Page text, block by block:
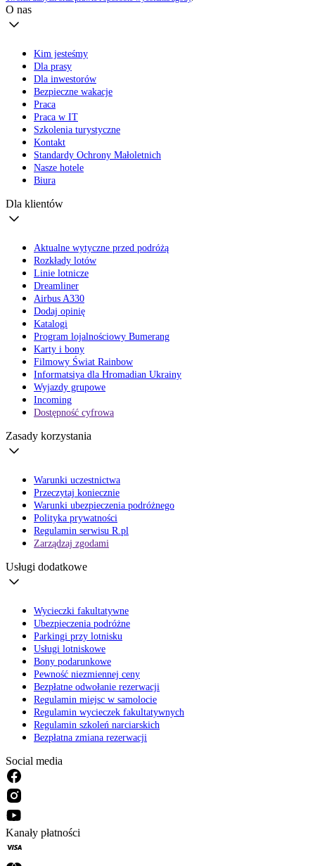
O nas
Kim jesteśmy
Dla prasy
Dla inwestorów
Bezpieczne wakacje
Praca
Praca w IT
Szkolenia turystyczne
Kontakt
Standardy Ochrony Małoletnich
Nasze hotele
Biura
Dla klientów
Aktualne wytyczne przed podróżą
Rozkłady lotów
Linie lotnicze
Dreamliner
Airbus A330
Dodaj opinię
Katalogi
Program lojalnościowy Bumerang
Karty i bony
Filmowy Świat Rainbow
Informatsiya dla Hromadian Ukrainy
Wyjazdy grupowe
Incoming
Dostępność cyfrowa
Zasady korzystania
Warunki uczestnictwa
Przeczytaj koniecznie
Warunki ubezpieczenia podróżnego
Polityka prywatności
Regulamin serwisu R.pl
Zarządzaj zgodami
Usługi dodatkowe
Wycieczki fakultatywne
Ubezpieczenia podróżne
Parkingi przy lotnisku
Usługi lotniskowe
Bony podarunkowe
Pewność niezmiennej ceny
Bezpłatne odwołanie rezerwacji
Regulamin miejsc w samolocie
Regulamin wycieczek fakultatywnych
Regulamin szkoleń narciarskich
Bezpłatna zmiana rezerwacji
Social media
Kanały płatności